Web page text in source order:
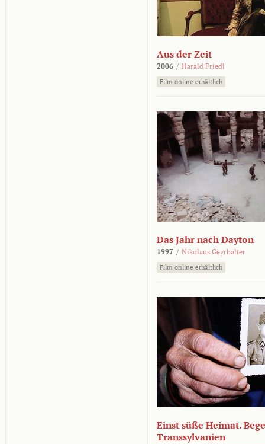
Aus der Zeit
2006 / Harald Friedl
Film online erhältlich
Das Jahr nach Dayton
1997 / Nikolaus Geyrhalter
Film online erhältlich
Einst süße Heimat.
Transsylvanien